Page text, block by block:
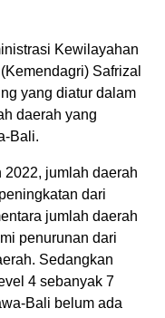
Kewilayahan
Safrizal
yang diatur dalam
daerah yang
Bali.
2022, jumlah daerah
dari
jumlah daerah
penurunan dari
Sedangkan
4 sebanyak 7
Bali belum ada